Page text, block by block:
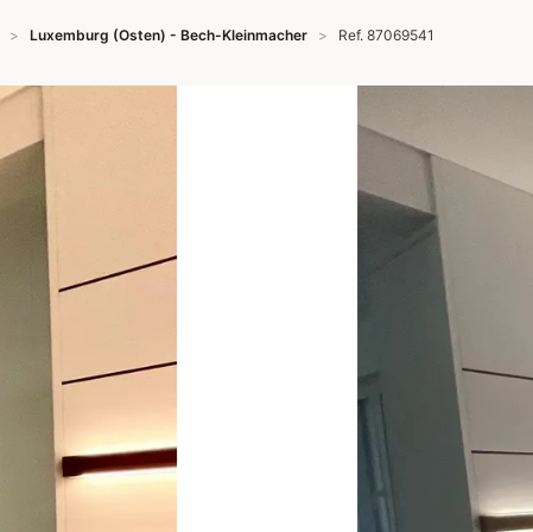
Luxemburg (Osten) - Bech-Kleinmacher Ref. 87069541